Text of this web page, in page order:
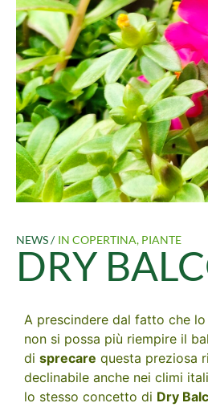
NEWS / IN COPERTINA, PIANTE
DRY
A prescindere dal fatto che
non si possa più riempire il
di sprecare questa preziosa
declinabile anche nei climi
lo stesso concetto di Dry